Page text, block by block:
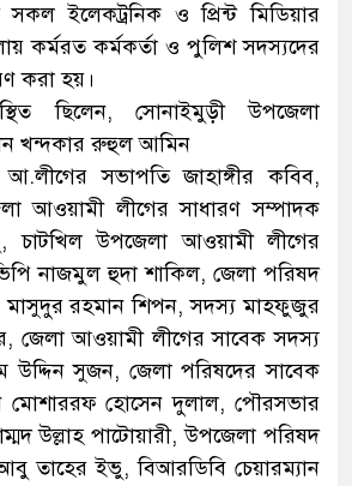
ইলেকট্রনিক ও প্রিন্ট মিডিয়ার
কর্মরত কর্মকর্তা ও পুলিশ সদস্যদের
করা হয়।
ছিলেন, সোনাইমুড়ী উপজেলা
খন্দকার রুহুল আমিন
সভাপতি জাহাঙ্গীর কবিব,
আওয়ামী লীগের সাধারণ সম্পাদক
উপজেলা আওয়ামী লীগের
নাজমুল হুদা শাকিল, জেলা পরিষদ
মাসুদুর রহমান শিপন, সদস্য মাহফুজুর
জেলা আওয়ামী লীগের সাবেক সদস্য
উদ্দিন সুজন, জেলা পরিষদের সাবেক
মোশাররফ হোসেন দুলাল, পৌরসভার
উল্লাহ পাটোয়ারী, উপজেলা পরিষদ
তাহের ইভু, বিআরডিবি চেয়ারম্যান